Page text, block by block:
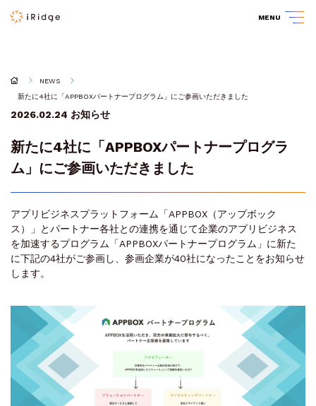
MENU
NEWS
新たに4社に「APPBOXパートナープログラム」にご参画いただきました
2026.02.24 お知らせ
新たに4社に「APPBOXパートナープログラ
ム」にご参画いただきました
アプリビジネスプラットフォーム「APPBOX（アップボック
ス）」とパートナー各社との連携を通じて企業のアプリビジネス
を加速するプログラム「APPBOXパートナープログラム」に新た
に下記の4社がご参画し、参画企業が40社になったことをお知らせ
します。